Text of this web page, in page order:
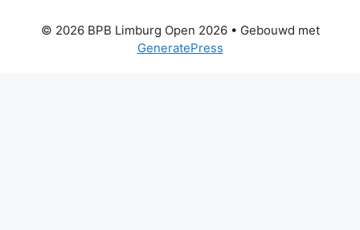
© 2026 BPB Limburg Open 2026• Gebouwd met
GeneratePress